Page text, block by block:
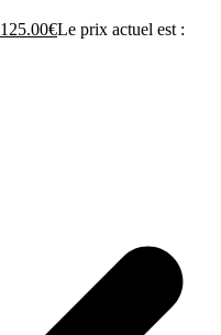
125.00€Le prix actuel est :